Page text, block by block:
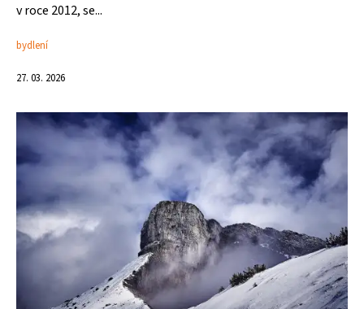
v roce 2012, se...
bydlení
27. 03. 2026